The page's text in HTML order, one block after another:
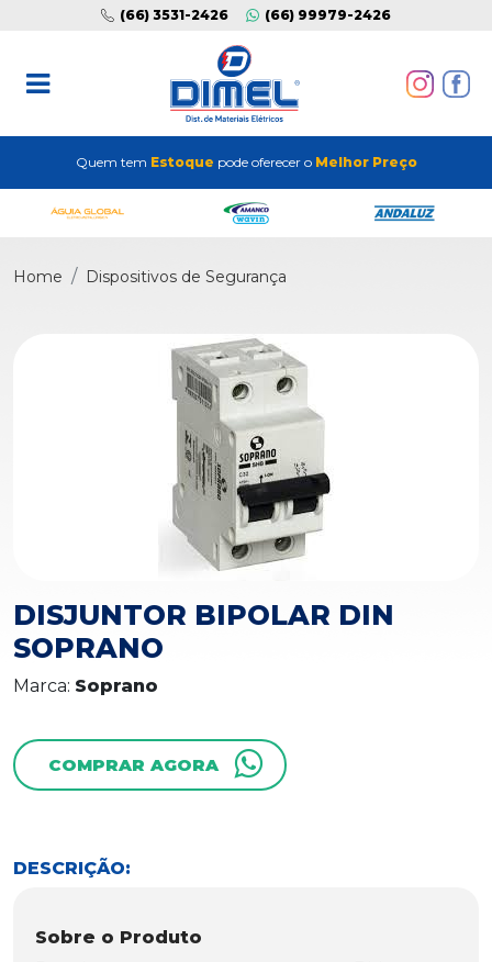
(66) 3531-2426 (66) 99979-2426
Quem tem Estoque pode oferecer o Melhor Preço
Home Dispositivos de Segurança
DISJUNTOR BIPOLAR DIN
SOPRANO
Marca: Soprano
COMPRAR AGORA
DESCRIÇÃO:
Sobre o Produto